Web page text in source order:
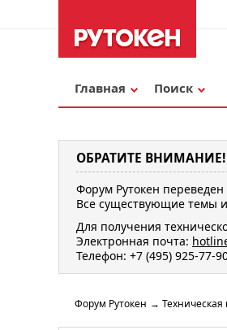
Главная Поиск
ОБРАТИТЕ ВНИМАНИЕ!
Форум Рутокен
Все существующие темы
Для получения
Электронная почта:
Телефон: +7 (495) 925-77-
Форум Рутокен → Техническая